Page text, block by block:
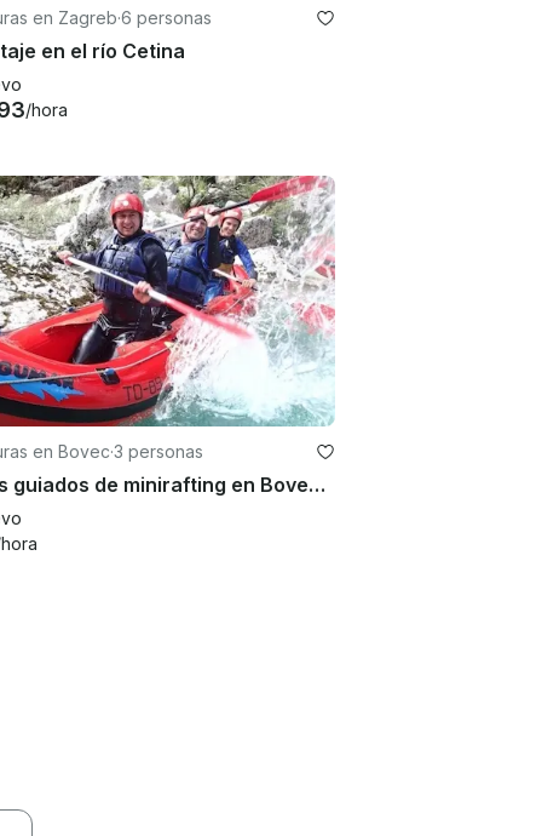
en Zagreb·6 personas
en el río Cetina
/hora
en Bovec·3 personas
Viajes guiados de minirafting en Bovec, Eslovenia